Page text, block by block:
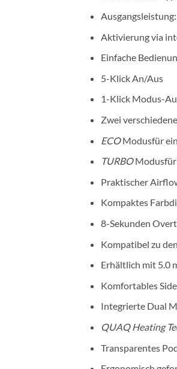
Aktivierung via
Einfache
5-Klick An/Aus
1-Klick Modus-
Zwei
ECOModusfür
TURBO
Praktischer
Kompaktes
8-Sekunden
Kompatibel zu
Erhältlich mit 5.0
Komfortables
Integrierte Dual
QUAQ Heating
Transparentes